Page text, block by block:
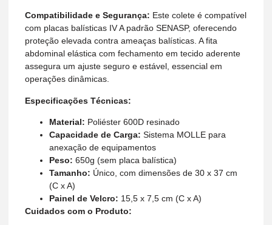
Compatibilidade e Segurança: Este colete é compatível
com placas balísticas IV A padrão SENASP, oferecendo
proteção elevada contra ameaças balísticas. A fita
abdominal elástica com fechamento em tecido aderente
assegura um ajuste seguro e estável, essencial em
operações dinâmicas.
Especificações Técnicas:
Material: Poliéster 600D resinado
Capacidade de Carga: Sistema MOLLE para
anexação de equipamentos
Peso: 650g (sem placa balística)
Tamanho: Único, com dimensões de 30 x 37 cm
(C x A)
Painel de Velcro: 15,5 x 7,5 cm (C x A)
Cuidados com o Produto: